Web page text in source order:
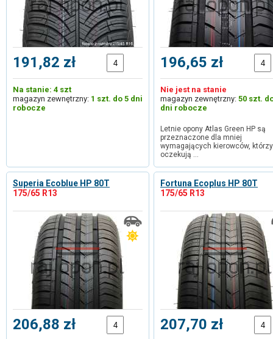
191,82 zł
Na stanie: 4 szt
magazyn zewnętrzny: 1 szt. do 5 dni
robocze
196,65 zł
Nie jest na stanie
magazyn zewnętrzny: 50 szt.
dni robocze
Letnie opony Atlas Green HP są
przeznaczone dla mniej
wymagających kierowców, którzy
oczekują …
Superia Ecoblue HP 80T
175/65 R13
206,88 zł
Fortuna Ecoplus HP 80T
175/65 R13
207,70 zł